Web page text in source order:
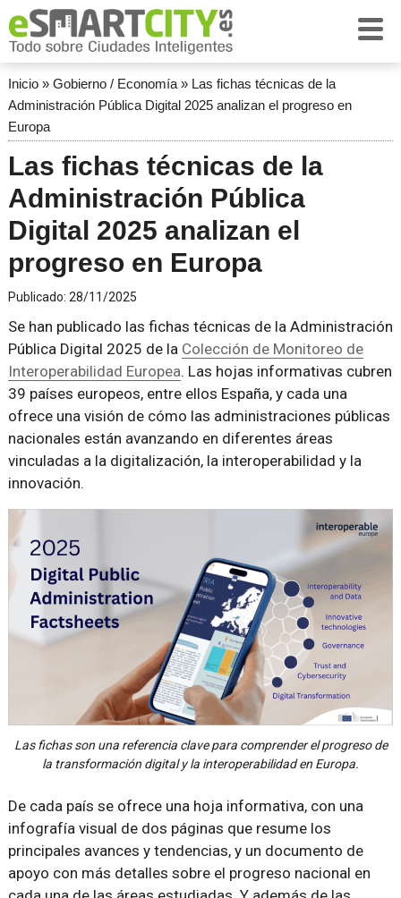
Inicio» Gobierno / Economía» Las fichas técnicas de la
Administración Pública Digital 2025 analizan el progreso en
Europa
Las fichas técnicas de la
Administración Pública
Digital 2025 analizan el
progreso en Europa
Publicado: 28/11/2025
Se han publicado las fichas técnicas de la Administración
Pública Digital 2025 de la Colección de Monitoreo de
Interoperabilidad Europea. Las hojas informativas cubren
39 países europeos, entre ellos España, y cada una
ofrece una visión de cómo las administraciones públicas
nacionales están avanzando en diferentes áreas
vinculadas a la digitalización, la interoperabilidad y la
innovación.
Las fichas son una referencia clave para comprender el progreso de
la transformación digital y la interoperabilidad en Europa.
De cada país se ofrece una hoja informativa, con una
infografía visual de dos páginas que resume los
principales avances y tendencias, y un documento de
apoyo con más detalles sobre el progreso nacional en